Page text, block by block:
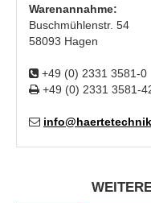
Warenannahme:
Buschmühlenstr. 54
58093 Hagen
+49 (0) 2331 3581-0
+49 (0) 2331 3581-